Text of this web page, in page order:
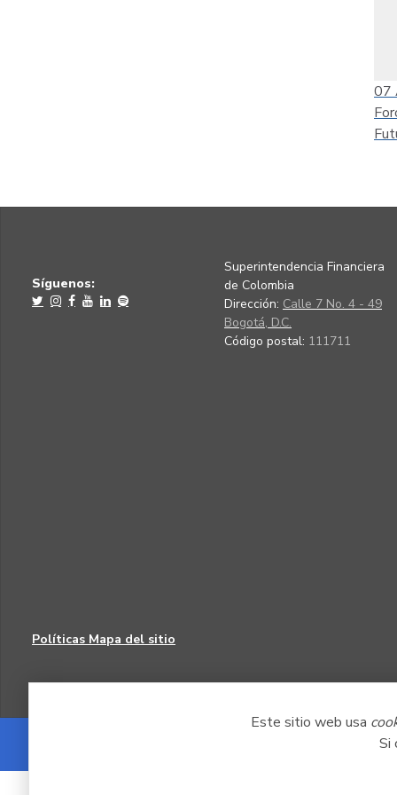
Este sitio web usa
Si
07
Síguenos:
Superintendencia Financiera
de Colombia
Dirección: Calle 7 No. 4 - 49
Bogotá, D.C.
Código postal: 111711
Políticas Mapa del sitio